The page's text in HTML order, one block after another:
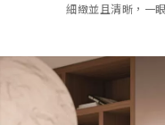
細緻並且清晰，一